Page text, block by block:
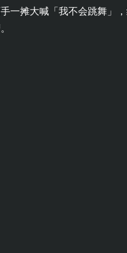
一摊大喊「我不会跳舞」